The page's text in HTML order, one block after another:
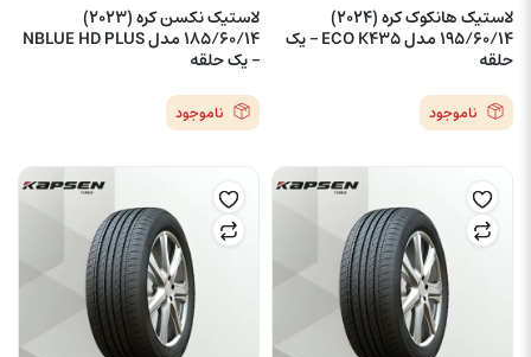
لاستیک هانکوک کره (2024)
195/60/14 مدل ECO K435 – یک
حلقه
ناموجود
لاستیک نکسن کره (2023)
185/60/14 مدل NBLUE HD PLUS
– یک حلقه
ناموجود